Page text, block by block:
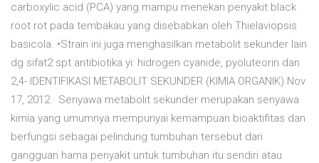
carboxylic acid (PCA) yang mampu menekan penyakit black
root rot pada tembakau yang disebabkan oleh Thielaviopsis
basicola. •Strain ini juga menghasilkan metabolit sekunder lain
dg sifat2 spt antibiotika yi: hidrogen cyanide, pyoluteorin dan
2,4- IDENTIFIKASI METABOLIT SEKUNDER (KIMIA ORGANIK) Nov
17, 2012 · Senyawa metabolit sekunder merupakan senyawa
kimia yang umumnya mempunyai kemampuan bioaktifitas dan
berfungsi sebagai pelindung tumbuhan tersebut dari
gangguan hama penyakit untuk tumbuhan itu sendiri atau